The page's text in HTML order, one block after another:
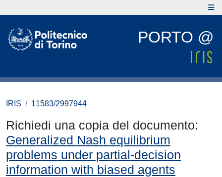
PORTO @
IRIS 11583/2997944
Richiedi una copia del documento:
Generalized Nash equilibrium
problems under partial-decision
information with biased agents